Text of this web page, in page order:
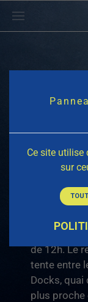
Ce site utilise
sur
Passer au
INFOS
Nous vous
de 12h. Le
tente entre
Docks, quai
plus proche